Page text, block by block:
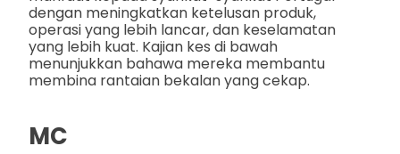
dengan meningkatkan ketelusan produk,
operasi yang lebih lancar, dan keselamatan
yang lebih kuat. Kajian kes di bawah
menunjukkan bahawa mereka membantu
membina rantaian bekalan yang cekap.
MC